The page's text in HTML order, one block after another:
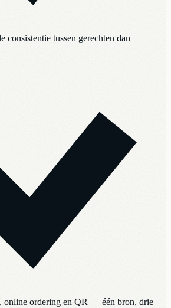
consistentie tussen gerechten dan
online ordering en QR — één bron, drie